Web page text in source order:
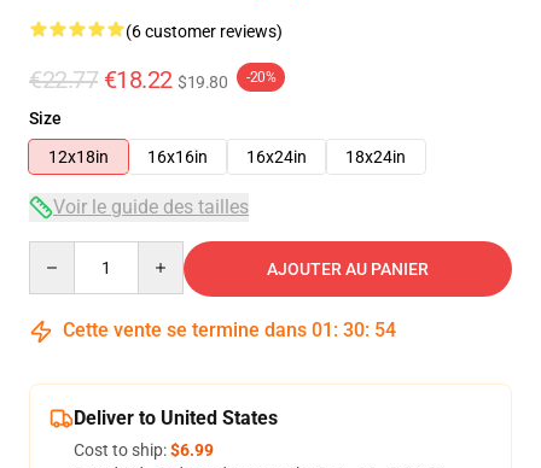
(6 customer reviews)
€22.77 €18.22 $19.80 -20%
Size
12x18in
16x16in 16x24in 18x24in
Voir le guide des tailles
AJOUTER AU PANIER
Cette vente se termine dans 01 : 30: 54
Deliver to United States
Cost to ship:$6.99